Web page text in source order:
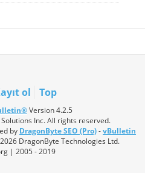
ol Top
Version 4.2.5
Inc. All rights reserved.
by DragonByte SEO (Pro)-vBulletin
DragonByte Technologies Ltd.
| 2005 - 2019